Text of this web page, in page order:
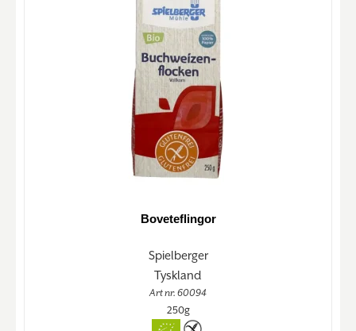
Boveteflingor
Spielberger
Tyskland
Art nr. 60094
250g